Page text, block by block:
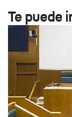
Te puede